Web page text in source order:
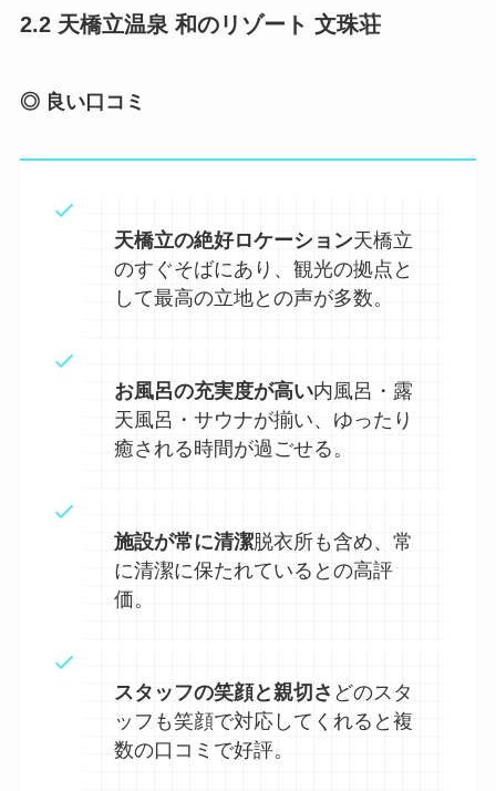
2.2 天橋立温泉 和のリゾート 文珠荘
◎ 良い口コミ
天橋立の絶好ロケーション天橋立
のすぐそばにあり、観光の拠点と
して最高の立地との声が多数。
お風呂の充実度が高い内風呂・露
天風呂・サウナが揃い、ゆったり
癒される時間が過ごせる。
施設が常に清潔脱衣所も含め、常
に清潔に保たれているとの高評
価。
スタッフの笑顔と親切さ どのスタ
ッフも笑顔で対応してくれると複
数の口コミで好評。